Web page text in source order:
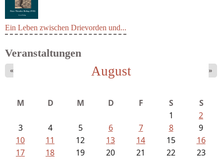
Ein Leben zwischen Drievorden und...
Veranstaltungen
August
« »
M D M D F S
S
1
2
3
4 5 6 7 8
9
10
11 12 13 14 15
16
17
18 19 20 21 22
23